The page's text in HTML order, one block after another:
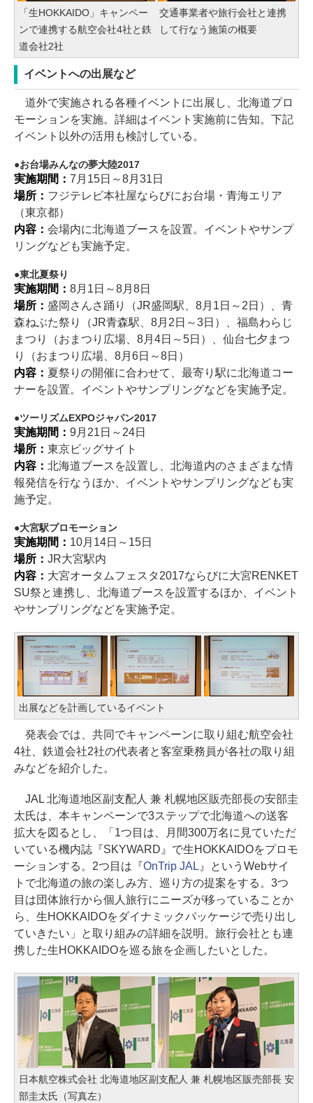
「生HOKKAIDO」キャンペー
ンで連携する航空会社4社と鉄
道会社2社
交通事業者や旅行会社と連携
して行なう施策の概要
イベントへの出展など
道外で実施される各種イベントに出展し、北海道プロ
モーションを実施。詳細はイベント実施前に告知。下記
イベント以外の活用も検討している。
お台場みんなの夢大陸2017
実施期間： 7月15日～8月31日
場所： フジテレビ本社屋ならびにお台場・青海エリア
（東京都）
内容： 会場内に北海道ブースを設置。イベントやサンプ
リングなども実施予定。
東北夏祭り
実施期間： 8月1日～8月8日
場所： 盛岡さんさ踊り（JR盛岡駅、8月1日～2日）、青
森ねぶた祭り（JR青森駅、8月2日～3日）、福島わらじ
まつり（おまつり広場、8月4日～5日）、仙台七夕まつ
り（おまつり広場、8月6日～8日）
内容： 夏祭りの開催に合わせて、最寄り駅に北海道コー
ナーを設置。イベントやサンプリングなどを実施予定。
ツーリズムEXPOジャパン2017
実施期間： 9月21日～24日
場所： 東京ビッグサイト
内容： 北海道ブースを設置し、北海道内のさまざまな情
報発信を行なうほか、イベントやサンプリングなども実
施予定。
大宮駅プロモーション
実施期間： 10月14日～15日
場所： JR大宮駅内
内容： 大宮オータムフェスタ2017ならびに大宮RENKET
SU祭と連携し、北海道ブースを設置するほか、イベント
やサンプリングなどを実施予定。
出展などを計画しているイベント
発表会では、共同でキャンペーンに取り組む航空会社
4社、鉄道会社2社の代表者と客室乗務員が各社の取り組
みなどを紹介した。
JAL 北海道地区副支配人 兼 札幌地区販売部長の安部圭
太氏は、本キャンペーンで3ステップで北海道への送客
拡大を図るとし、「1つ目は、月間300万名に見ていただ
いている機内誌『SKYWARD』で生HOKKAIDOをプロモ
ーションする。2つ目は『OnTrip JAL 』というWebサイ
トで北海道の旅の楽しみ方、巡り方の提案をする。3つ
目は団体旅行から個人旅行にニーズが移っていることか
ら、生HOKKAIDOをダイナミックパッケージで売り出し
ていきたい」と取り組みの詳細を説明。旅行会社とも連
携した生HOKKAIDOを巡る旅を企画したいとした。
日本航空株式会社 北海道地区副支配人 兼 札幌地区販売部長 安
部圭太氏（写真左）